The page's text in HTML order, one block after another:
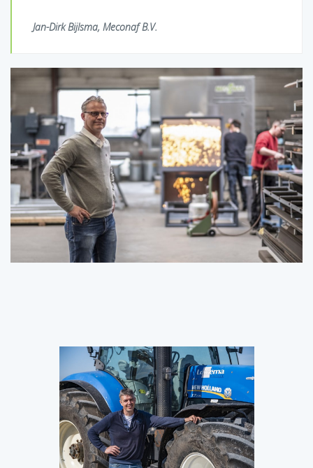
Jan-Dirk Bijlsma, Meconaf B.V.